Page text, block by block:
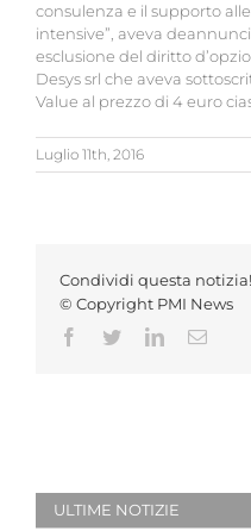
consulenza e il supporto
intensive”, aveva
esclusione del diritto
Desys srl che aveva
Value al prezzo di 4 euro
Luglio 11th, 2016
Condividi questa notizia!
© Copyright PMI News
Facebook
TwitterLinkedInEmail
ULTIME NOTIZIE